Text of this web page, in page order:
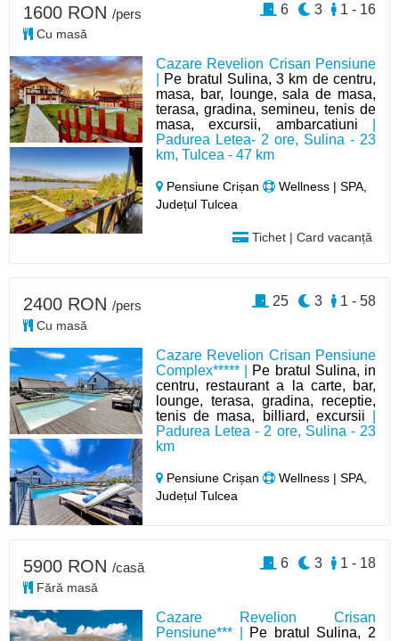
Cazare Revelion Crisan Pensiune
Pe bratul Sulina, 3 km de centru,
masa, bar, lounge, sala de masa,
terasa, gradina, semineu, tenis de
masa, excursii, ambarcatiuni
Padurea Letea- 2 ore, Sulina - 23
km, Tulcea - 47 km
Pensiune Crișan
Wellness | SPA,
Județul Tulcea
Tichet | Card vacanță
1600 RON /pers
Cu masă
1 - 16
3
6
Cazare Revelion Crisan Pensiune
Complex***** | Pe bratul Sulina, in
centru, restaurant a la carte, bar,
lounge, terasa, gradina, receptie,
tenis de masa, billiard, excursii
Padurea Letea - 2 ore, Sulina - 23
km
Pensiune Crișan
Wellness | SPA,
Județul Tulcea
2400 RON /pers
Cu masă
1 - 58
3
25
Cazare Revelion Crisan
Pensiune*** |
Pe bratul Sulina, 2
5900 RON /casă
Fără masă
1 - 18
3
6